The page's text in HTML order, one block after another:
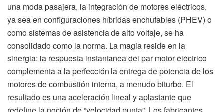
una moda pasajera, la integración de motores eléctricos,
ya sea en configuraciones híbridas enchufables (PHEV) o
como sistemas de asistencia de alto voltaje, se ha
consolidado como la norma. La magia reside en la
sinergia: la respuesta instantánea del par motor eléctrico
complementa a la perfección la entrega de potencia de los
motores de combustión interna, a menudo biturbo. El
resultado es una aceleración lineal y aplastante que